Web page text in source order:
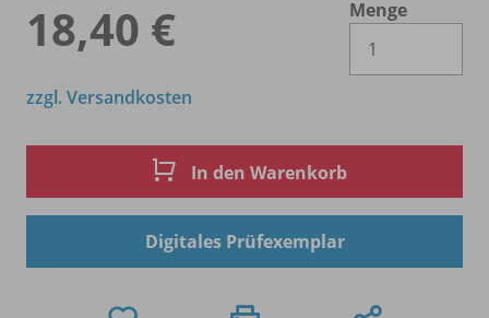
18,40 €
Menge
zzgl. Versandkosten
In den Warenkorb
Digitales Prüfexemplar